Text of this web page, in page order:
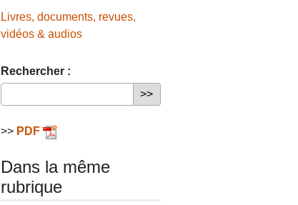
Livres, documents, revues,
vidéos & audios
Rechercher :
>> PDF
Dans la même
rubrique